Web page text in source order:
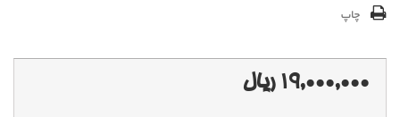
چاپ
19,000,000 ریال